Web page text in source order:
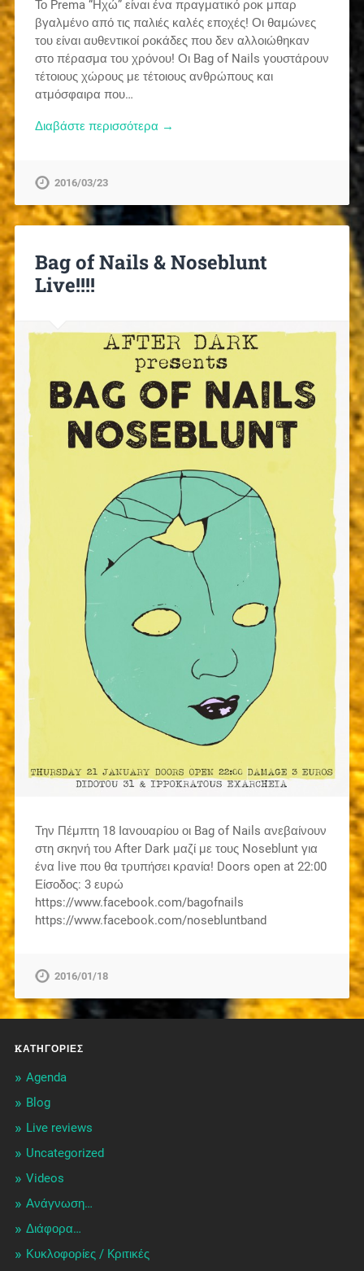
Το Prema “Ηχώ” είναι ένα πραγματικό ροκ μπαρ
βγαλμένο από τις παλιές καλές εποχές! Οι θαμώνες
του είναι αυθεντικοί ροκάδες που δεν αλλοιώθηκαν
στο πέρασμα του χρόνου! Οι Bag of Nails γουστάρουν
τέτοιους χώρους με τέτοιους ανθρώπους και
ατμόσφαιρα που…
Διαβάστε περισσότερα →
2016/03/23
Bag of Nails & Noseblunt
Live!!!!
Την Πέμπτη 18 Ιανουαρίου οι Bag of Nails ανεβαίνουν
στη σκηνή του After Dark μαζί με τους Noseblunt για
ένα live που θα τρυπήσει κρανία! Doors open at 22:00
Είσοδος: 3 ευρώ
https://www.facebook.com/bagofnails
https://www.facebook.com/nosebluntband
2016/01/18
KΑΤΗΓΟΡΊΕΣ
Agenda
Blog
Live reviews
Uncategorized
Videos
Ανάγνωση…
Διάφορα…
Κυκλοφορίες / Kριτικές